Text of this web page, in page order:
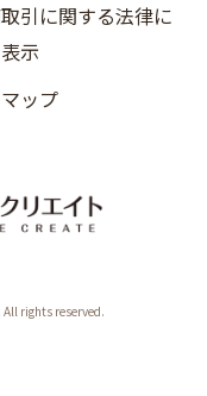
引に関する法律に
示
ップ
All rights reserved.